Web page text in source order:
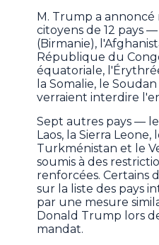
M. Trump a
citoyens de 12 pays
(Birmanie),
République du
équatoriale,
la Somalie, le
verraient interdire
Sept autres pays —
Laos, la Sierra Leone,
Turkménistan et le
soumis à des
renforcées. Certains
sur la liste des pays
par une mesure
Donald Trump lors
mandat.